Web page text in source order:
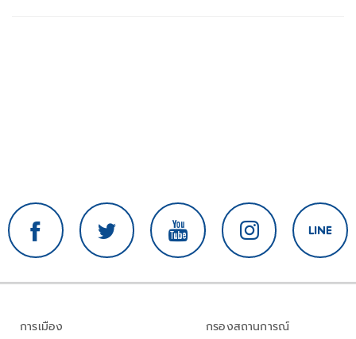
การเมือง
กรองสถานการณ์